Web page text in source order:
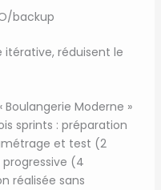
backup
itérative, réduisent le
Moderne »
sprints : préparation
et test (2
(4
réalisée sans